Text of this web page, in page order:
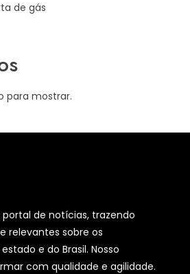
de gás
para mostrar.
portal de notícias, trazendo
relevantes sobre os
e do Brasil. Nosso
com qualidade e agilidade.